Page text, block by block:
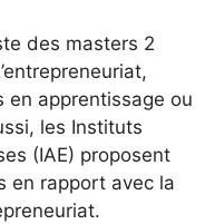
des masters 2
apprentissage ou
les Instituts
(IAE) proposent
en rapport avec la